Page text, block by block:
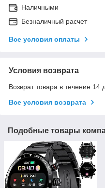
Наличными
Безналичный расчет
Все условия оплаты
Условия возврата
Возврат товара в течение 14
Все условия возврата
Подобные товары